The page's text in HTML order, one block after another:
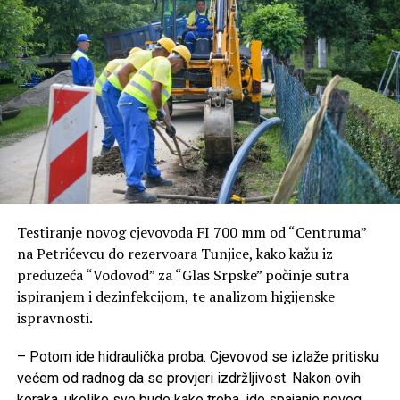
podržaćemo porodice školskim priborom i novčano za
prvačiće, zatim dodjeljujemo stipendije učenicima i
studentima, a kroz ovakve događaje nastojimo da
budemo još bliži našim porodicama – poručila je Šukalo.
Dodala je da će tokom ljeta biti organizovano još
sadržaja na gradskim šetalištima i u parkovima.
-Želimo da svim sugrađanima koji ljeto provode u
Banjaluci ponudimo kvalitetne i besplatne sadržaje. U
narednom periodu biće organizovano još nekoliko
ovakvih druženja, koja će biti uvod u našu tradicionalnu
manifestaciju „Veliki početak“, kojom zajedno pružamo
podršku porodicama i učenicima pred početak nove
školske godine – rekla je Šukalo.
Govoreći o novim mjerama podrške, Šukalo je istakla da
će Grad obezbijediti besplatnu aplikaciju za roditelje koja
će pomoći u bezbjednijem korištenju društvenih mreža i
Testiranje novog cjevovoda FI 700 mm od “Centruma”
na Petrićevcu do rezervoara Tunjice, kako kažu iz
preduzeća “Vodovod” za “Glas Srpske” počinje sutra
ispiranjem i dezinfekcijom, te analizom higijenske
ispravnosti.
– Potom ide hidraulička proba. Cjevovod se izlaže pritisku
većem od radnog da se provjeri izdržljivost. Nakon ovih